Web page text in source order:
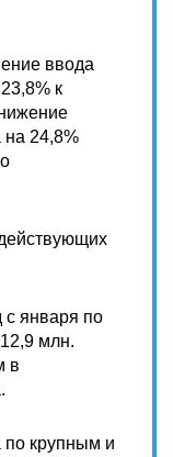
ввода
к
на 24,8%
с января по
млн.
в
по крупным и